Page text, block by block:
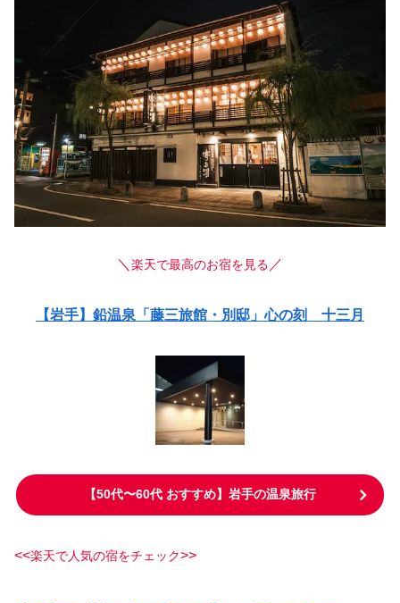
＼ 楽天で最高のお宿を見る ／
【岩手】鉛温泉「藤三旅館・別邸」心の刻 十三月
【50代〜60代 おすすめ】岩手の温泉旅行
<<楽天で人気の宿をチェック>>